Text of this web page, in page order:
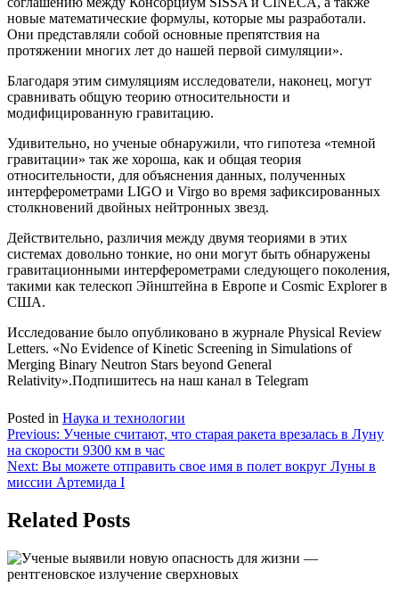
новые математические формулы, которые мы разработали.
Они представляли собой основные препятствия на
протяжении многих лет до нашей первой симуляции».
Благодаря этим симуляциям исследователи, наконец, могут
сравнивать общую теорию относительности и
модифицированную гравитацию.
Удивительно, но ученые обнаружили, что гипотеза «темной
гравитации» так же хороша, как и общая теория
относительности, для объяснения данных, полученных
интерферометрами LIGO и Virgo во время зафиксированных
столкновений двойных нейтронных звезд.
Действительно, различия между двумя теориями в этих
системах довольно тонкие, но они могут быть обнаружены
гравитационными интерферометрами следующего поколения,
такими как телескоп Эйнштейна в Европе и Cosmic Explorer в
США.
Исследование было опубликовано в журнале Physical Review
Letters. «No Evidence of Kinetic Screening in Simulations of
Merging Binary Neutron Stars beyond General
Relativity».Подпишитесь на наш канал в Telegram
Posted in Наука и технологии
Навигация
по
записям
Previous: Ученые считают, что старая ракета врезалась в Луну
на скорости 9300 км в час
Next: Вы можете отправить свое имя в полет вокруг Луны в
миссии Артемида I
Related Posts